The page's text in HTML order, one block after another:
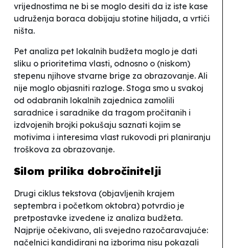
vrijednostima ne bi se moglo desiti da iz iste kase
udruženja boraca dobijaju stotine hiljada, a vrtići
ništa.
Pet analiza pet lokalnih budžeta moglo je dati
sliku o prioritetima vlasti, odnosno o (niskom)
stepenu njihove stvarne brige za obrazovanje. Ali
nije moglo objasniti razloge. Stoga smo u svakoj
od odabranih lokalnih zajednica zamolili
saradnice i saradnike da tragom pročitanih i
izdvojenih brojki pokušaju saznati kojim se
motivima i interesima vlast rukovodi pri planiranju
troškova za obrazovanje.
Silom prilika dobročinitelji
Drugi ciklus tekstova (objavljenih krajem
septembra i početkom oktobra) potvrdio je
pretpostavke izvedene iz analiza budžeta.
Najprije očekivano, ali svejedno razočaravajuće:
načelnici kandidirani na izborima nisu pokazali